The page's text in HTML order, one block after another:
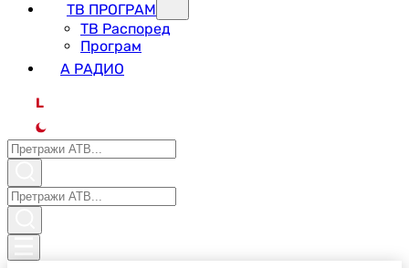
ТВ ПРОГРАМ
ТВ Распоред
Програм
А РАДИО
L